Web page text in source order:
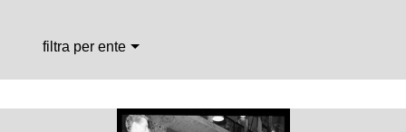
filtra per ente